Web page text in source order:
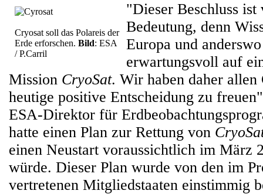
Cryosat soll das Polareis der
Erde erforschen. Bild: ESA
/ P.Carril
"Dieser Beschluss ist
Bedeutung, denn
Europa und
erwartungsvoll auf
Mission CryoSat. Wir haben daher allen
heutige positive Entscheidung zu
ESA-Direktor für
hatte einen Plan zur Rettung von
einen Neustart voraussichtlich im März
würde. Dieser Plan wurde von den im
vertretenen Mitgliedstaaten einstimmig